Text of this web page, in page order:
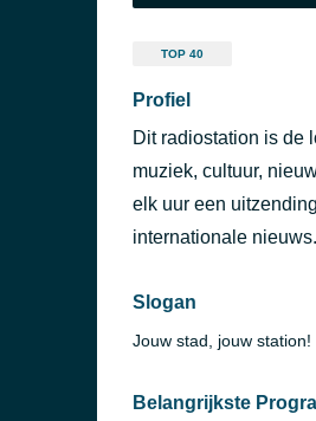
TOP 40
Profiel
Dit radiostation is de
muziek, cultuur,
elk uur een
internationale nieuws.
Slogan
Jouw stad, jouw station!
Belangrijkste